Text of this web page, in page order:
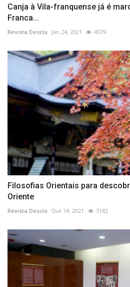
Canja à Vila-franquense já é
Franca...
Revista Descla Jan 24, 2021 4579
Filosofias Orientais para
Oriente
Revista Descla Out 14, 2021 3182